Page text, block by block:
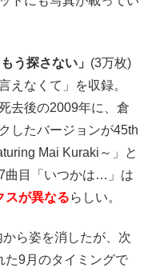
もう探さない」 (3万枚)
えなくて」を収録。
去後の2009年に、倉
したバージョンが45th
Mai Kuraki～」と
曲目「いつかは…」は
スが異なるらしい。
ら姿を消したが、次
た9月のタイミングで